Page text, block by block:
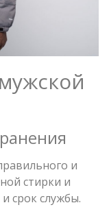
и
стирки и
срок службы.